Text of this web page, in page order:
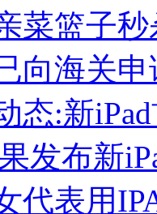
正
菜篮子
向海关
态:新
发布新
代表用